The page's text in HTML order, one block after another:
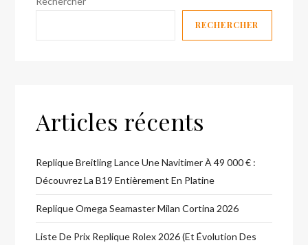
RECHERCHER
Articles récents
Replique Breitling Lance Une Navitimer À 49 000 € :
Découvrez La B19 Entièrement En Platine
Replique Omega Seamaster Milan Cortina 2026
Liste De Prix Replique Rolex 2026 (et Évolution Des